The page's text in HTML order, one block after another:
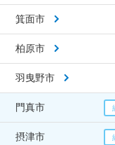
箕面市
柏原市
羽曳野市
門真市
摂津市